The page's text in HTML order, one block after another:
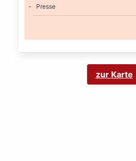
Presse
zur Karte